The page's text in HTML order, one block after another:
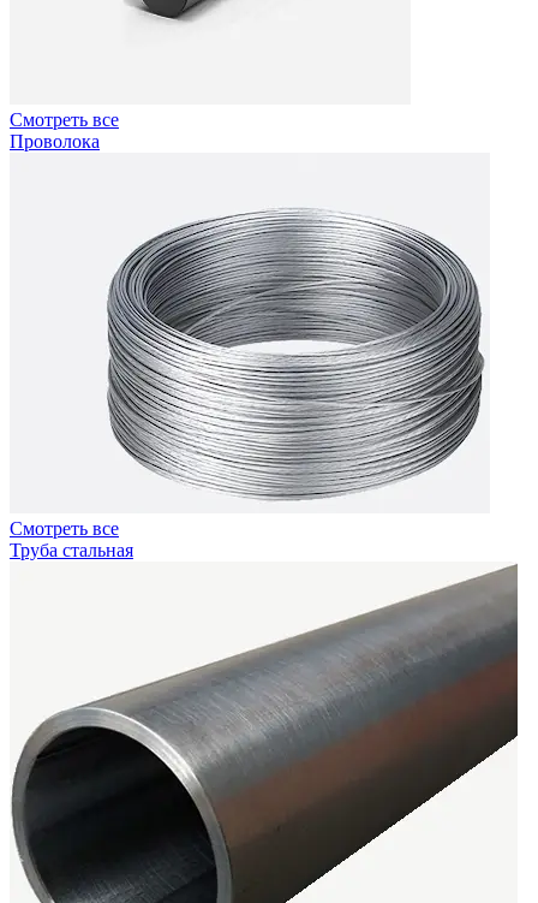
Смотреть все
Проволока
Смотреть все
Труба стальная